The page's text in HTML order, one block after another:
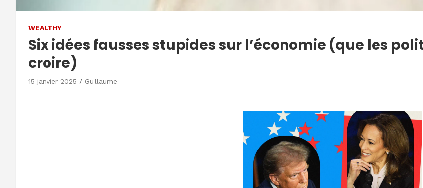
WEALTHY
Six idées fausses stupides sur l’économie (que les
croire)
15 janvier 2025 Guillaume